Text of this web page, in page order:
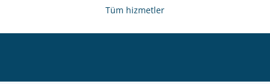
Tüm hizmetler